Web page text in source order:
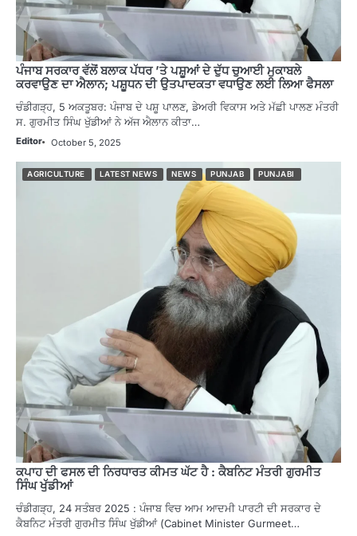
ਪੰਜਾਬ ਸਰਕਾਰ ਵੱਲੋਂ ਬਲਾਕ ਪੱਧਰ ’ਤੇ ਪਸ਼ੂਆਂ ਦੇ ਦੁੱਧ ਚੁਆਈ ਮੁਕਾਬਲੇ
ਕਰਵਾਉਣ ਦਾ ਐਲਾਨ; ਪਸ਼ੂਧਨ ਦੀ ਉਤਪਾਦਕਤਾ ਵਧਾਉਣ ਲਈ ਲਿਆ ਫੈਸਲਾ
ਚੰਡੀਗੜ੍ਹ, 5 ਅਕਤੂਬਰ: ਪੰਜਾਬ ਦੇ ਪਸ਼ੂ ਪਾਲਣ, ਡੇਅਰੀ ਵਿਕਾਸ ਅਤੇ ਮੱਛੀ ਪਾਲਣ ਮੰਤਰੀ
ਸ. ਗੁਰਮੀਤ ਸਿੰਘ ਖੁੱਡੀਆਂ ਨੇ ਅੱਜ ਐਲਾਨ ਕੀਤਾ…
Editor October 5, 2025
AGRICULTURE LATEST NEWS NEWS PUNJAB PUNJABI
ਕਪਾਹ ਦੀ ਫਸਲ ਦੀ ਨਿਰਧਾਰਤ ਕੀਮਤ ਘੱਟ ਹੈ : ਕੈਬਨਿਟ ਮੰਤਰੀ ਗੁਰਮੀਤ
ਸਿੰਘ ਖੁੱਡੀਆਂ
ਚੰਡੀਗੜ੍ਹ, 24 ਸਤੰਬਰ 2025 : ਪੰਜਾਬ ਵਿਚ ਆਮ ਆਦਮੀ ਪਾਰਟੀ ਦੀ ਸਰਕਾਰ ਦੇ
ਕੈਬਨਿਟ ਮੰਤਰੀ ਗੁਰਮੀਤ ਸਿੰਘ ਖੁੱਡੀਆਂ (Cabinet Minister Gurmeet…